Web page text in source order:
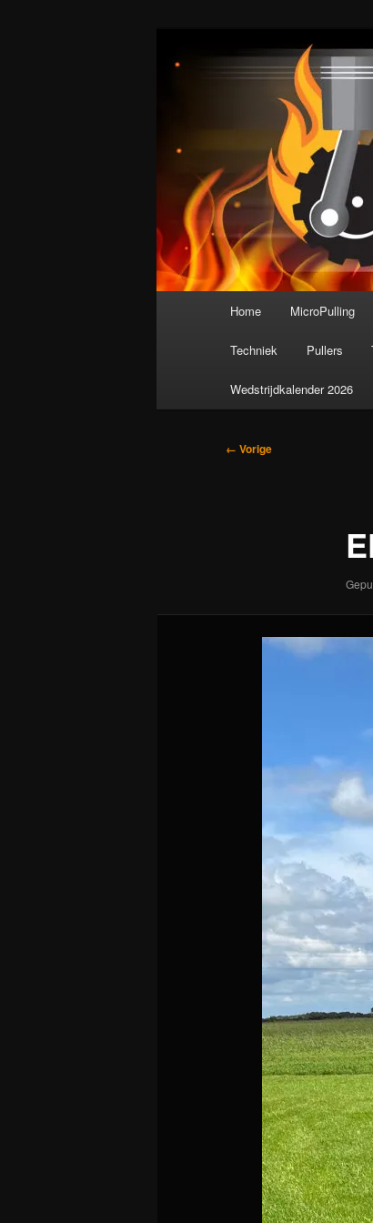
De meest krachtige
Home MicroPulling
Techniek Pullers
Wedstrijdkalender 2026
Afbeeldingsnavigatie
← Vorige